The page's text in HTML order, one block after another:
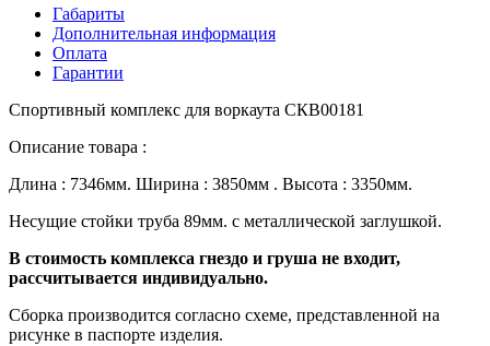
Габариты
Дополнительная информация
Оплата
Гарантии
Спортивный комплекс для воркаута СКВ00181
Описание товара :
Длина : 7346мм. Ширина : 3850мм . Высота : 3350мм.
Несущие стойки труба 89мм. с металлической заглушкой.
В стоимость комплекса гнездо и груша не входит,
рассчитывается индивидуально.
Сборка производится согласно схеме, представленной на
рисунке в паспорте изделия.